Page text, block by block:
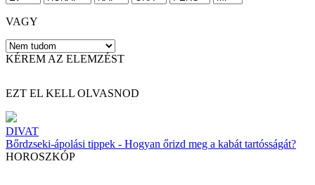
VAGY
KÉREM AZ ELEMZÉST
EZT EL KELL OLVASNOD
DIVAT
Bőrdzseki-ápolási tippek - Hogyan őrizd meg a kabát tartósságát?
HOROSZKÓP